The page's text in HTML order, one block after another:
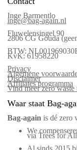
Inge Barmentlo
inge@bag-again.nl
Fluwelensingel 90
2806 CG Gouda
BTW:
KvK: 61958220
Privacy
Algemene
Disclaimer
Affiliates programma
Vind meer zero waste
Waar staat Bag-
Bag‑again is dé zero
We
via Trees for